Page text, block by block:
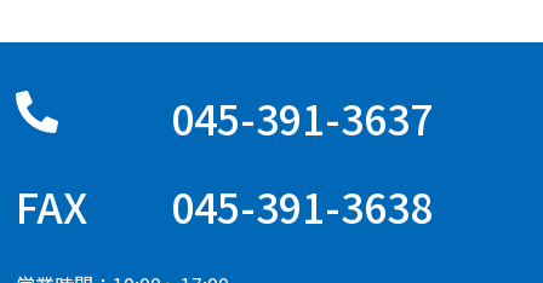
045-391-3637
045-391-3638